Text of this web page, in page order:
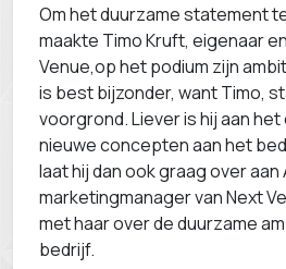
Om het duurzame statement
maakte Timo Kruft, eigenaar
Venue,op het podium zijn
is best bijzonder, want Timo,
voorgrond. Liever is hij aan
nieuwe concepten aan het
laat hij dan ook graag over aan
marketingmanager van Next
met haar over de duurzame
bedrijf.